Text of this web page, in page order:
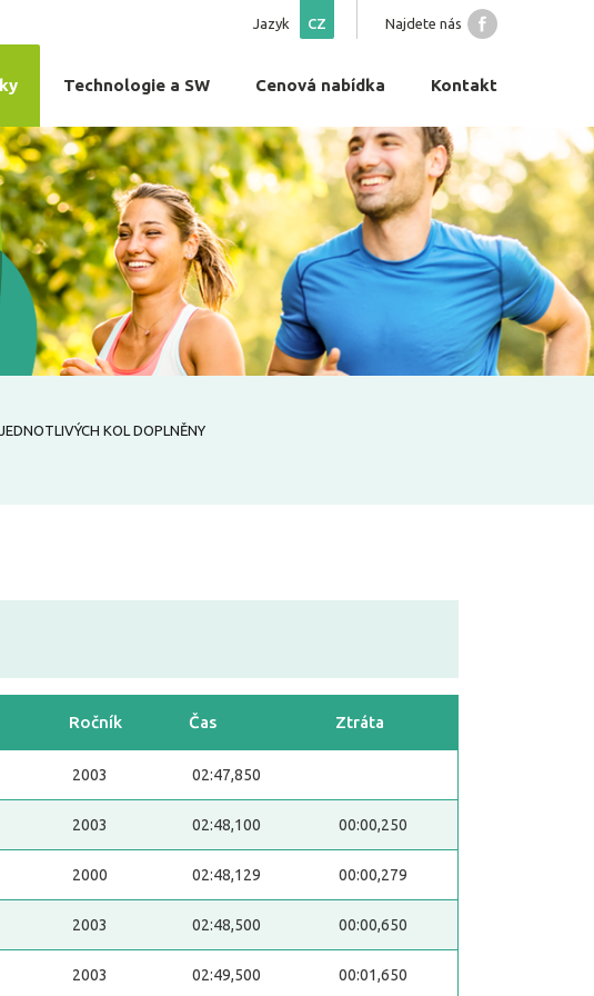
Najdete nás
Jazyk CZ
Technologie a SW Cenová nabídka Kontakt
KOL DOPLNĚNY
Ročník Čas Ztráta
2003 02:47,850
2003 02:48,100 00:00,250
2000 02:48,129 00:00,279
2003 02:48,500 00:00,650
2003 02:49,500 00:01,650